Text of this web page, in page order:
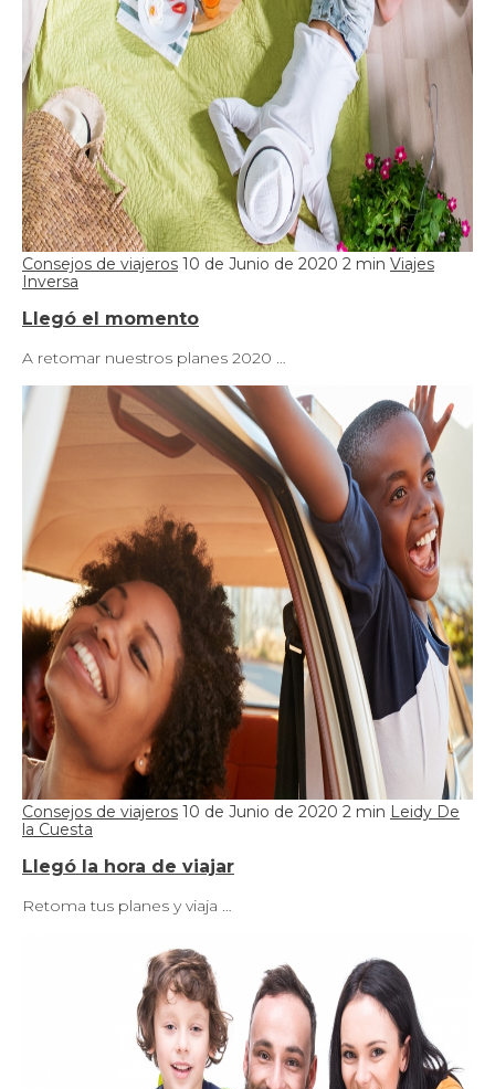
Consejos de viajeros 10 de Junio de 2020 2 min Viajes
Inversa
Llegó el momento
A retomar nuestros planes 2020 …
Consejos de viajeros 10 de Junio de 2020 2 min Leidy De
la Cuesta
Llegó la hora de viajar
Retoma tus planes y viaja …